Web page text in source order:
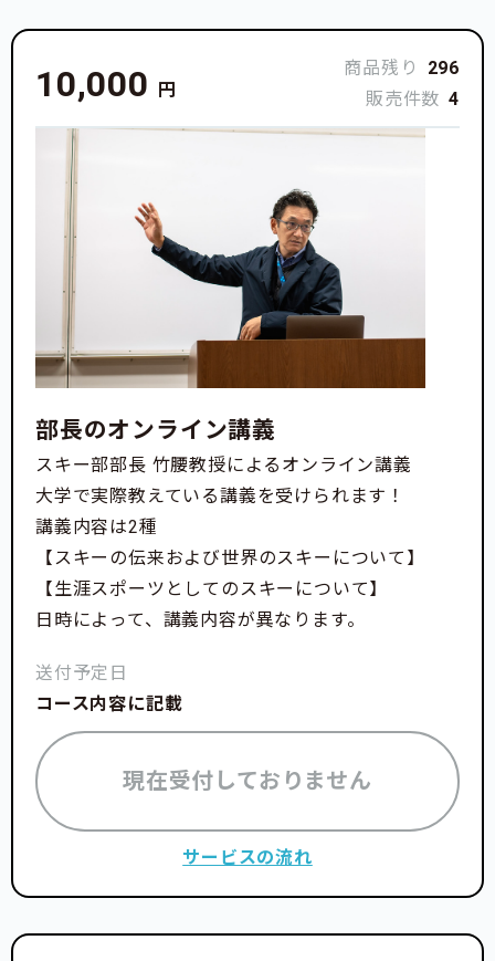
10,000 円
商品残り
296
販売件数 4
部長のオンライン講義
スキー部部長 竹腰教授によるオンライン講義
大学で実際教えている講義を受けられます！
講義内容は2種
【スキーの伝来および世界のスキーについて】
【生涯スポーツとしてのスキーについて】
日時によって、講義内容が異なります。
送付予定日
コース内容に記載
現在受付しておりません
サービスの流れ